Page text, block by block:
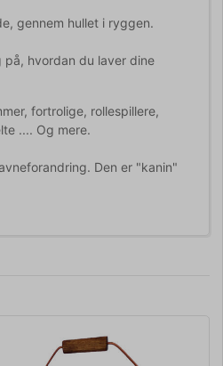
gennem hullet i ryggen.
på, hvordan du laver dine
fortrolige, rollespillere,
.... Og mere.
Den er "kanin"